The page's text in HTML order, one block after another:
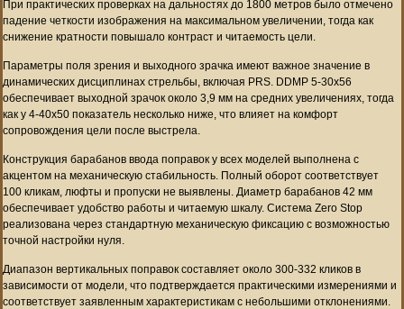
При практических проверках на дальностях до 1800 метров было отмечено
падение четкости изображения на максимальном увеличении, тогда как
снижение кратности повышало контраст и читаемость цели.
Параметры поля зрения и выходного зрачка имеют важное значение в
динамических дисциплинах стрельбы, включая PRS. DDMP 5-30x56
обеспечивает выходной зрачок около 3,9 мм на средних увеличениях, тогда
как у 4-40x50 показатель несколько ниже, что влияет на комфорт
сопровождения цели после выстрела.
Конструкция барабанов ввода поправок у всех моделей выполнена с
акцентом на механическую стабильность. Полный оборот соответствует
100 кликам, люфты и пропуски не выявлены. Диаметр барабанов 42 мм
обеспечивает удобство работы и читаемую шкалу. Система Zero Stop
реализована через стандартную механическую фиксацию с возможностью
точной настройки нуля.
Диапазон вертикальных поправок составляет около 300-332 кликов в
зависимости от модели, что подтверждается практическими измерениями и
соответствует заявленным характеристикам с небольшими отклонениями.